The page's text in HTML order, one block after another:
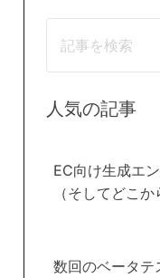
人気の記事
EC向け生成エ
（そしてどこか
数回のベータテ